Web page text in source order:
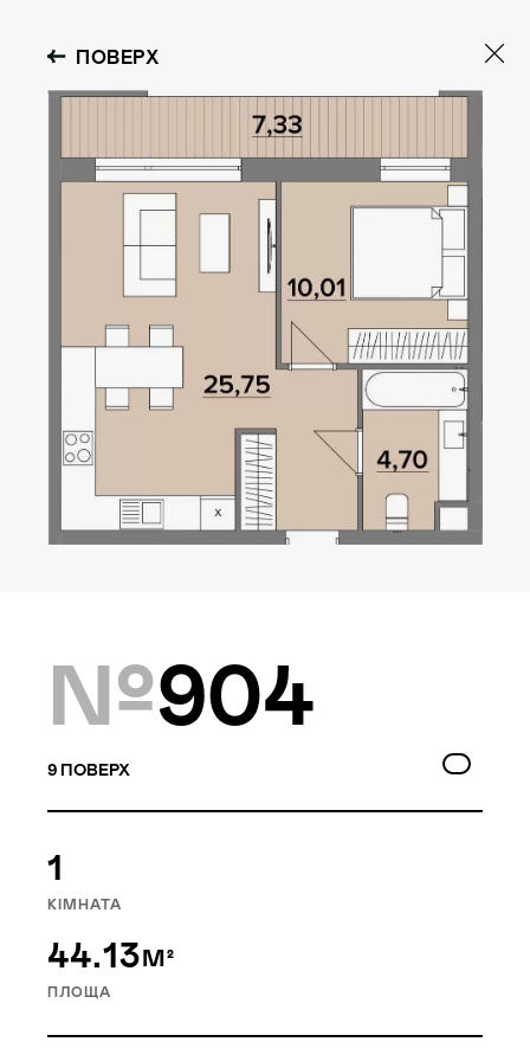
GOLOSEEV
HILLS
Проєктування
малоповерховий
будинків, об’єднаних
насиченою внутрішньою
інфраструктурою.
ПОВЕРХ
№904
9 ПОВЕРХ
1
КІМНАТА
44.13М²
ПЛОЩА